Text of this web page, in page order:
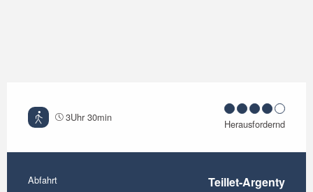
3Uhr 30min
Herausfordernd
Praktische Informationen
Abfahrt Teillet-Argenty